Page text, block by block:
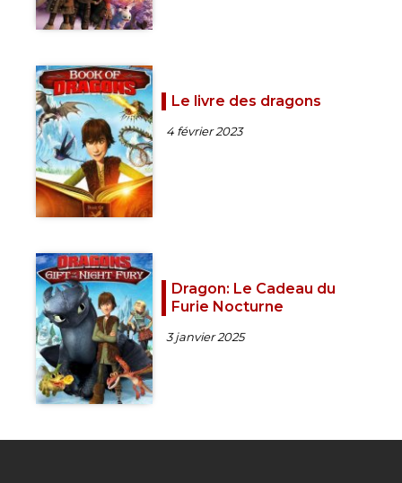
Le livre des dragons
4 février 2023
Dragon: Le Cadeau du
Furie Nocturne
3 janvier 2025